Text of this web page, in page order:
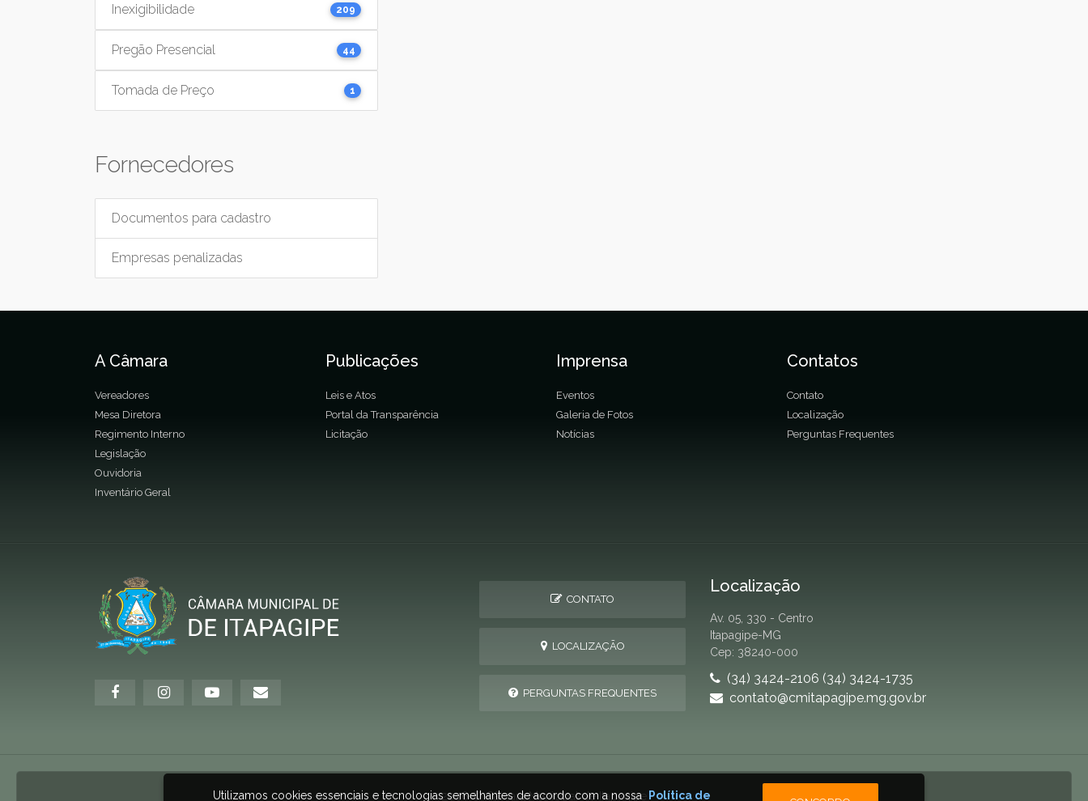
Inexigibilidade 209
Pregão Presencial 44
Tomada de Preço 1
Fornecedores
Documentos para cadastro
Empresas penalizadas
A Câmara
Vereadores
Mesa Diretora
Regimento Interno
Legislação
Ouvidoria
Inventário Geral
Publicações
Leis e Atos
Portal da Transparência
Licitação
Imprensa
Eventos
Galeria de Fotos
Notícias
Contatos
Contato
Localização
Perguntas Frequentes
CONTATO
LOCALIZAÇÃO
PERGUNTAS FREQUENTES
Localização
Av. 05, 330 - Centro
Itapagipe-MG
Cep: 38240-000
(34) 3424-2106 (34) 3424-1735
contato@cmitapagipe.mg.gov.br
2026 © Câmara Municipal de Itapagipe
Utilizamos cookies essenciais e tecnologias semelhantes de acordo com a nossa Política de